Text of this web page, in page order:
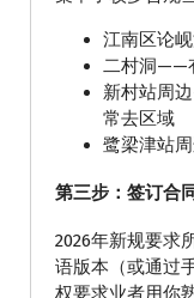
江南区论
二村洞——
新村站周
常去区域
鹭梁津站
第三步：签订合
2026年新规要求
语版本（或通过
权要求业者用你